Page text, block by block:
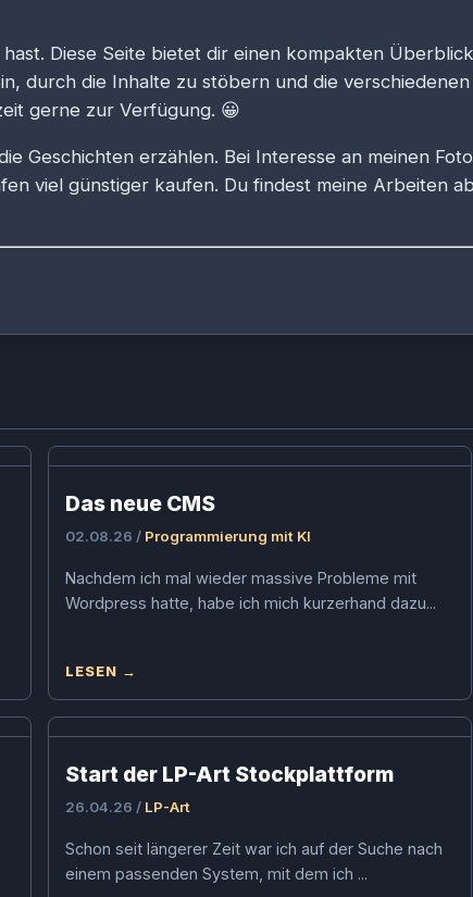
Diese Seite bietet dir einen kompakten
durch die Inhalte zu stöbern und die
gerne zur Verfügung. 😀
Geschichten erzählen. Bei Interesse an meinen
viel günstiger kaufen. Du findest meine Arbeiten
Das neue CMS
02.08.26 / Programmierung mit KI
Nachdem ich mal wieder massive Probleme mit
Wordpress hatte, habe ich mich kurzerhand dazu...
LESEN →
Start der LP-Art Stockplattform
26.04.26 / LP-Art
Schon seit längerer Zeit war ich auf der Suche nach
einem passenden System, mit dem ich ...